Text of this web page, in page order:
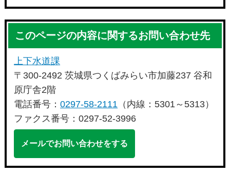
このページの内容に関するお問い合わせ先
上下水道課
〒300-2492 茨城県つくばみらい市加藤237 谷和
原庁舎2階
電話番号：0297-58-2111 （内線：5301～5313）
ファクス番号：0297-52-3996
メールでお問い合わせをする